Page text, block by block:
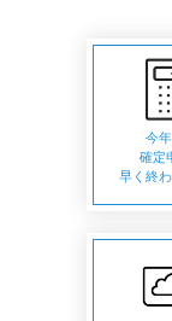
今
確定
早く終